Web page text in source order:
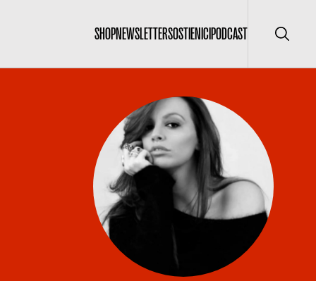
SHOPNEWSLETTERSOSTIENICIPODCAST Cerca